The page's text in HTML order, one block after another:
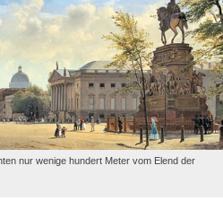
nur wenige hundert Meter vom Elend der